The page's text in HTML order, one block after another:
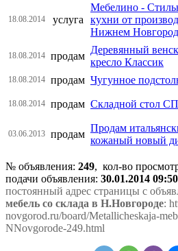
18.08.2014 услуга
Мебелино -
кухни от
Нижнем
18.08.2014 продам
Деревянный
кресло Классик
18.08.2014 продам Чугунное
18.08.2014 продам Складной стол
03.06.2013 продам
Продам
кожаный новый
№ объявления: 249, кол-во
подачи объявления: 30.01.2014
постоянный адрес страницы с
мебель со склада в Н.Новгороде:
novgorod.ru/board/Metallicheskaja-
NNovgorode-249.html